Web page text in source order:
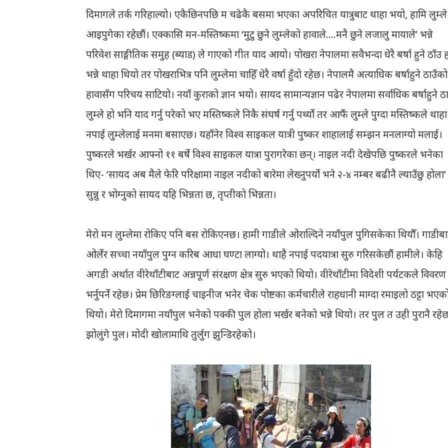
दिमागले तर्क गरिहाल्यो। एकैछिनपछि म चढेकै बसमा भएका अपरिचित यात्रुबाट थाहा भयो, हामि लुम्ले
आइपुगेका रहेछौं। एक्कासि मन-मस्तिष्कमा ‘मुटु छुने लुम्लेको हावाले….मनै छुने लजालु मायाले’ भन्ने
परिवेश साङ्गीतिक समुह (ब्याड) ले गाएको गीत याद आयो। पोखरा नेपालमा सवैभन्दा धेरै बर्षा हुने ठाँउ
भन्ने थाहा थियो तर पोखराभित्र पनि लुम्लेमा चाहिँ धेरै वर्षा हुँदो रहेछ। नेपालमै अत्याधिक बर्षाहुने ठाउँको
हावासँग परिचय साटियो। नयाँ कुराको ज्ञान भयो। सायद सामान्यज्ञान पढेर नेपालमा सर्वाधिक बर्षाहुने
लुम्ले हो भनि याद गर्नु परेको भए मस्तिष्कले निकै संघर्ष गर्नु पर्थ्यो तर आफैं लुम्ले पुग्दा मस्तिष्कले
नपाई लुम्लेलाई मनमा बसाएछ। यहाँनेर विश्व साइकल यात्री पुष्कर शाहालाई सम्झन मनलाग्यो मलाई।
पुष्करले भर्खर आफ्नो ११ बर्षे विश्व साइकल यात्रा पुरागरेका छन्। नाइल नदी देखेपछि पुष्करले भनेका
थिए- ‘सायद अब मैले फेरि परिक्षामा नाइल नदीको बारेमा लेख्नुपर्यो भने २-४ नम्बर बढीनै ल्याउँछु
सुन्नु र भोग्नुको सायद यहि भिन्नता छ, तृप्तीको भिन्नता।
मेरो मन लुम्लेमा रोकिए पनि बस रोकिएनछ। हामी गाडीले ओराल्दिने नयाँपुल पुगिसकेका थियौँ।
ओर्लेर सच्चा नयाँपुल पुग्न करिब आधा घण्टा लाग्यो। थाहै नपाई पदयात्रा सुरु गरिसकेछौं हामीले। केहि
अगडी अर्थात वीरेथाँटीबाट अन्नपूर्ण संरक्षण क्षेत्र सुरु भएको थियो। वीरेथाँटीमा विदेशी पर्यटकले विवरण
भर्नुपर्ने रहेछ। प्रेम छिरिङग्लाई चाइनीज भनेर चेक पोष्टका कर्मचारीले राहधानी माग्दा रमाइलो ठट्टा
थियो। मेरो दिमागमा नयाँपुल भनेको पक्की पुल होला भर्खर बनेको भन्ने थियो। तर पुल त उही पुरानै
झोलुंगे पुल। मोदी खोलामाथि तुर्लुग झुन्डिरहेको।